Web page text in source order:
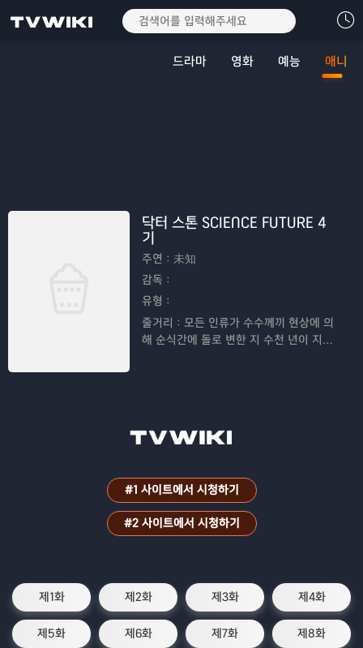
드라마 영화 예능 애니
닥터 스톤 SCIENCE FUTURE 4
기
주연： 未知
감독：
유형：
줄거리： 모든 인류가 수수께끼 현상에 의
해 순식간에 돌로 변한 지 수천 년이 지나
#1 사이트에서 시청하기
#2 사이트에서 시청하기
제1화 제2화 제3화 제4화
제5화 제6화 제7화 제8화